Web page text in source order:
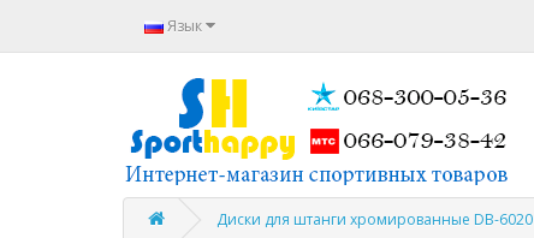
Язык
Диски для штанги хромированные DB-6020